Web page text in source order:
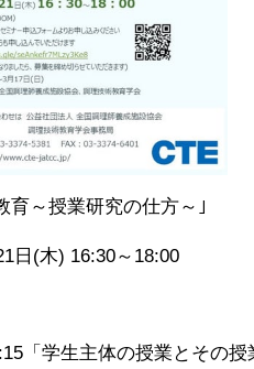
育～授業研究の仕方～｣
日 (木) 16:30～ 18:00
「学生主体の授業とその授